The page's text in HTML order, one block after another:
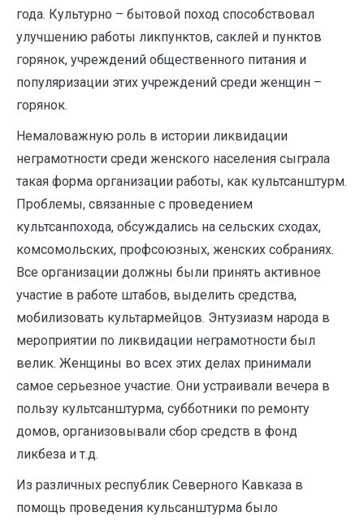
года. Культурно – бытовой поход способствовал
улучшению работы ликпунктов, саклей и пунктов
горянок, учреждений общественного питания и
популяризации этих учреждений среди женщин –
горянок.
Немаловажную роль в истории ликвидации
неграмотности среди женского населения сыграла
такая форма организации работы, как культсанштурм.
Проблемы, связанные с проведением
культсанпохода, обсуждались на сельских сходах,
комсомольских, профсоюзных, женских собраниях.
Все организации должны были принять активное
участие в работе штабов, выделить средства,
мобилизовать культармейцов. Энтузиазм народа в
мероприятии по ликвидации неграмотности был
велик. Женщины во всех этих делах принимали
самое серьезное участие. Они устраивали вечера в
пользу культсанштурма, субботники по ремонту
домов, организовывали сбор средств в фонд
ликбеза и т.д.
Из различных республик Северного Кавказа в
помощь проведения кульсанштурма было